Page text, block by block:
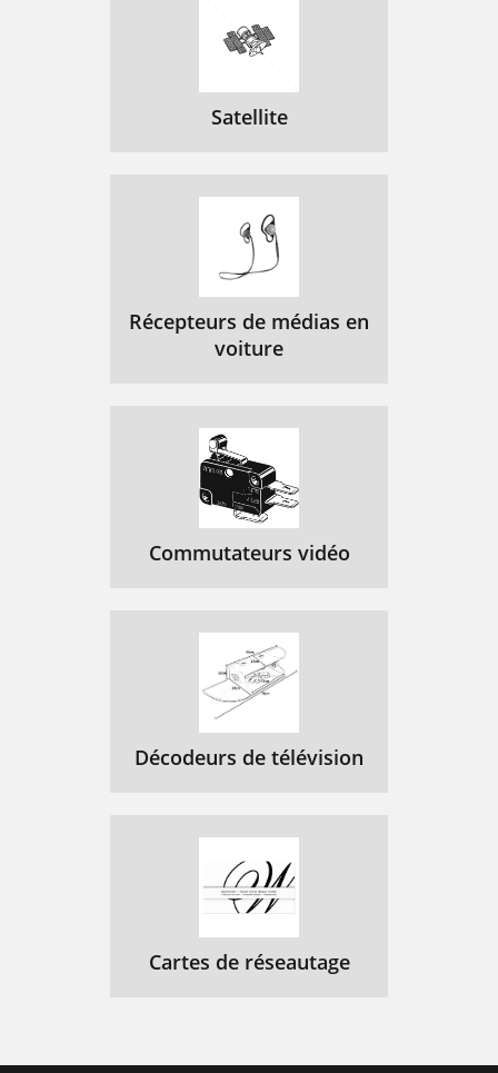
Satellite
Récepteurs de médias en
voiture
Commutateurs vidéo
Décodeurs de télévision
Cartes de réseautage